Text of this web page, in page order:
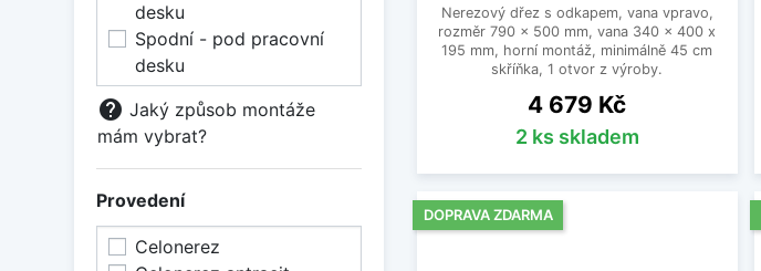
desku
Spodní - pod pracovní
desku
help Jaký způsob montáže
mám vybrat?
Provedení
Celonerez
Nerezový dřez s odkapem, vana vpravo,
rozměr 790 x 500 mm, vana 340 x 400 x
195 mm, horní montáž, minimálně 45 cm
skříňka, 1 otvor z výroby.
Cena
4 679 Kč
2 ks skladem
DOPRAVA ZDARMA